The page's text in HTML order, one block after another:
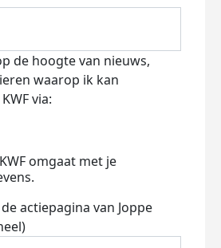
de hoogte van nieuws,
waarop ik kan
via:
omgaat met je
actiepagina van Joppe